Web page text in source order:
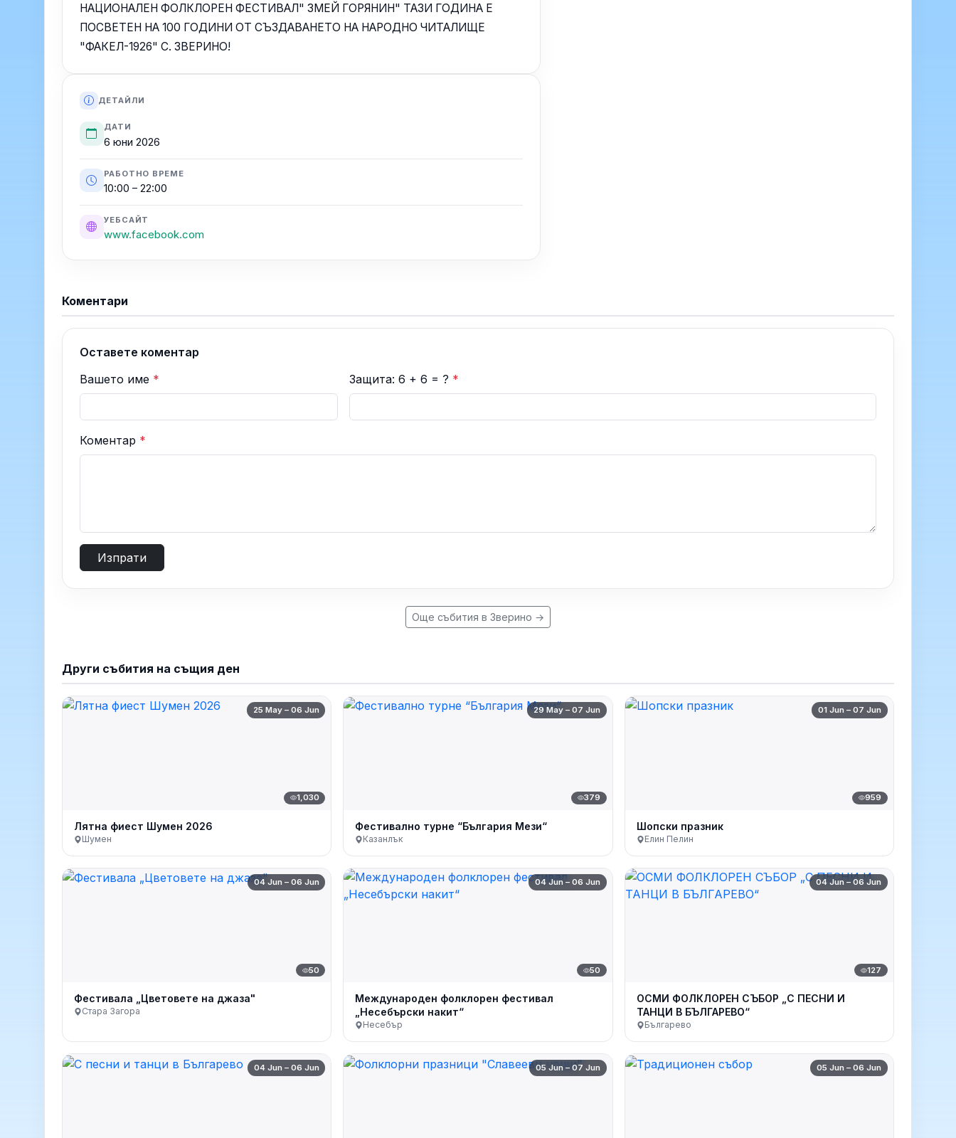
НАЦИОНАЛЕН ФОЛКЛОРЕН ФЕСТИВАЛ" ЗМЕЙ ГОРЯНИН" ТАЗИ ГОДИНА Е
ПОСВЕТЕН НА 100 ГОДИНИ ОТ СЪЗДАВАНЕТО НА НАРОДНО ЧИТАЛИЩЕ
"ФАКЕЛ-1926" С. ЗВЕРИНО!
ДЕТАЙЛИ
ДАТИ
6 юни 2026
РАБОТНО ВРЕМЕ
10:00 – 22:00
УЕБСАЙТ
www.facebook.com
Коментари
Оставете коментар
Вашето име * Защита: 6 + 6 = ? *
Коментар *
Изпрати
Още събития в Зверино →
Други събития на същия ден
25 May – 06 Jun
1,030
Лятна фиест Шумен 2026
Шумен
29 May – 07 Jun
379
Фестивално турне “България Мези“
Казанлък
01 Jun – 07 Jun
959
Шопски празник
Елин Пелин
04 Jun – 06 Jun
50
Фестивала „Цветовете на джаза"
Стара Загора
04 Jun – 06 Jun
50
Международен фолклорен фестивал
„Несебърски накит“
Несебър
04 Jun – 06 Jun
127
ОСМИ ФОЛКЛОРЕН СЪБОР „С ПЕСНИ И
ТАНЦИ В БЪЛГАРЕВО“
Българево
04 Jun – 06 Jun 05 Jun – 07 Jun 05 Jun – 06 Jun